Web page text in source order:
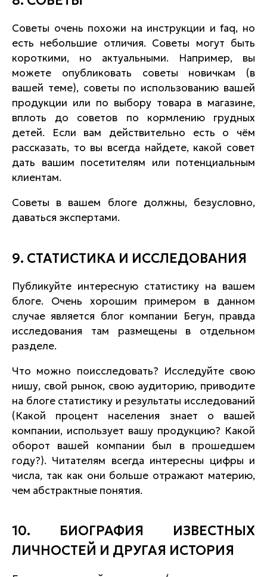
Советы очень похожи на инструкции и faq, но
есть небольшие отличия. Советы могут быть
короткими, но актуальными. Например, вы
можете опубликовать советы новичкам (в
вашей теме), советы по использованию вашей
продукции или по выбору товара в магазине,
вплоть до советов по кормлению грудных
детей. Если вам действительно есть о чём
рассказать, то вы всегда найдете, какой совет
дать вашим посетителям или потенциальным
клиентам.
Советы в вашем блоге должны, безусловно,
даваться экспертами.
9. СТАТИСТИКА И ИССЛЕДОВАНИЯ
Публикуйте интересную статистику на вашем
блоге. Очень хорошим примером в данном
случае является блог компании Бегун, правда
исследования там размещены в отдельном
разделе.
Что можно поисследовать? Исследуйте свою
нишу, свой рынок, свою аудиторию, приводите
на блоге статистику и результаты исследований
(Какой процент населения знает о вашей
компании, использует вашу продукцию? Какой
оборот вашей компании был в прошедшем
году?). Читателям всегда интересны цифры и
числа, так как они больше отражают материю,
чем абстрактные понятия.
10. БИОГРАФИЯ ИЗВЕСТНЫХ
ЛИЧНОСТЕЙ И ДРУГАЯ ИСТОРИЯ